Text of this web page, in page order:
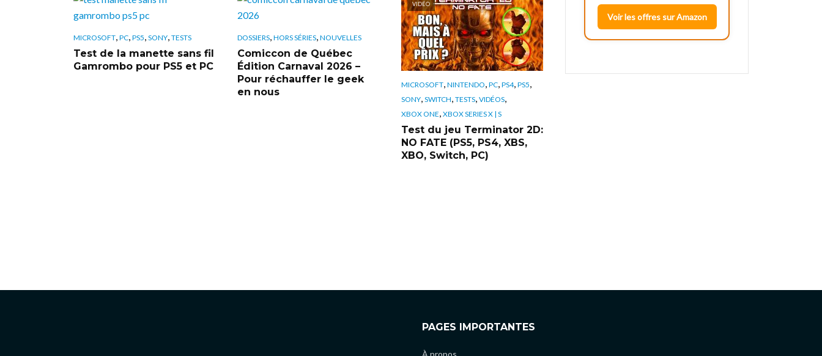
MICROSOFT, PC, PS5, SONY, TESTS
Test de la manette sans fil
Gamrombo pour PS5 et PC
DOSSIERS, HORS SÉRIES, NOUVELLES
Comiccon de Québec
Édition Carnaval 2026 –
Pour réchauffer le geek
en nous
VIDÉO
MICROSOFT, NINTENDO, PC, PS4, PS5,
SONY, SWITCH, TESTS, VIDÉOS,
XBOX ONE, XBOX SERIES X | S
Test du jeu Terminator 2D:
NO FATE (PS5, PS4, XBS,
XBO, Switch, PC)
Voir les offres sur Amazon
PAGES IMPORTANTES
À propos